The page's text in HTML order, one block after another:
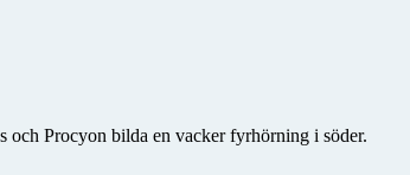
och Procyon bilda en vacker fyrhörning i söder.